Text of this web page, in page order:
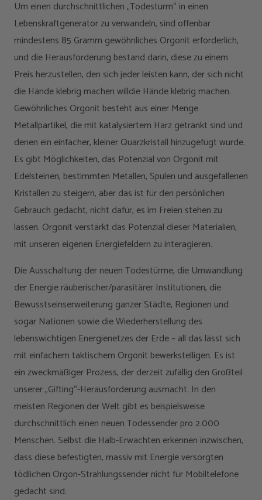
Um einen durchschnittlichen „Todesturm“ in einen
Lebenskraftgenerator zu verwandeln, sind offenbar
mindestens 85 Gramm gewöhnliches Orgonit erforderlich,
und die Herausforderung bestand darin, diese zu einem
Preis herzustellen, den sich jeder leisten kann, der sich nicht
die Hände klebrig machen willdie Hände klebrig machen.
Gewöhnliches Orgonit besteht aus einer Menge
Metallpartikel, die mit katalysiertem Harz getränkt sind und
denen ein einfacher, kleiner Quarzkristall hinzugefügt wurde.
Es gibt Möglichkeiten, das Potenzial von Orgonit mit
Edelsteinen, bestimmten Metallen, Spulen und ausgefallenen
Kristallen zu steigern, aber das ist für den persönlichen
Gebrauch gedacht, nicht dafür, es im Freien stehen zu
lassen. Orgonit verstärkt das Potenzial dieser Materialien,
mit unseren eigenen Energiefeldern zu interagieren.
Die Ausschaltung der neuen Todestürme, die Umwandlung
der Energie räuberischer/parasitärer Institutionen, die
Bewusstseinserweiterung ganzer Städte, Regionen und
sogar Nationen sowie die Wiederherstellung des
lebenswichtigen Energienetzes der Erde – all das lässt sich
mit einfachem taktischem Orgonit bewerkstelligen. Es ist
ein zweckmäßiger Prozess, der derzeit zufällig den Großteil
unserer „Gifting“-Herausforderung ausmacht. In den
meisten Regionen der Welt gibt es beispielsweise
durchschnittlich einen neuen Todessender pro 2.000
Menschen. Selbst die Halb-Erwachten erkennen inzwischen,
dass diese befestigten, massiv mit Energie versorgten
tödlichen Orgon-Strahlungssender nicht für Mobiltelefone
gedacht sind.